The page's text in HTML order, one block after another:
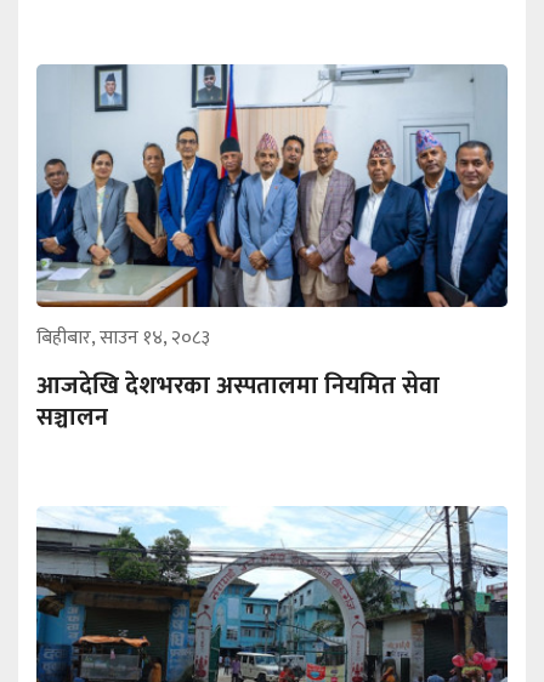
बिहीबार, साउन १४, २०८३
आजदेखि देशभरका अस्पतालमा नियमित सेवा
सञ्चालन